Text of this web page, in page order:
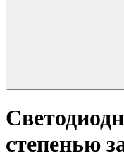
степенью